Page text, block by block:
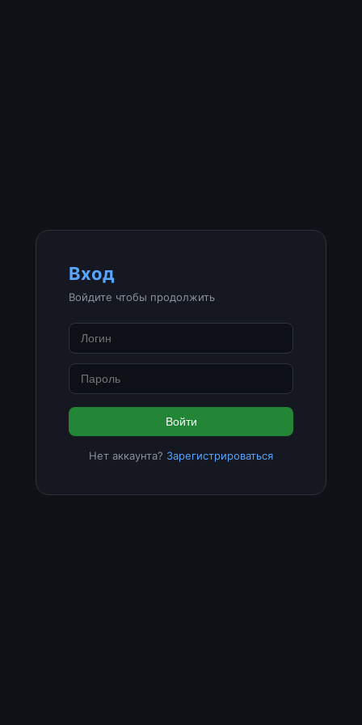
Вход
Войдите чтобы продолжить
Войти
Нет аккаунта? Зарегистрироваться